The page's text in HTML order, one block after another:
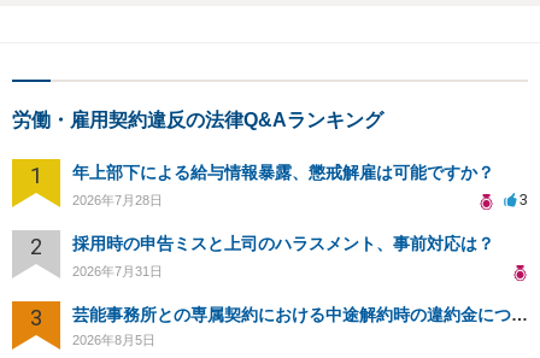
労働・雇用契約違反の法律Q&Aランキング
1 年上部下による給与情報暴露、懲戒解雇は可能ですか？
2026年7月28日 3
2 採用時の申告ミスと上司のハラスメント、事前対応は？
2026年7月31日
3 芸能事務所との専属契約における中途解約時の違約金について相談したいです
2026年8月5日